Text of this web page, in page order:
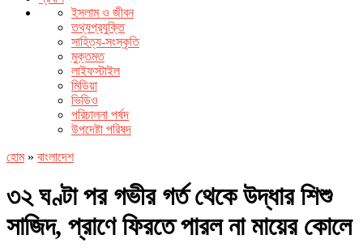
ইসলাম ও জীবন
তথ্যপ্রযুক্তি
সাহিত্য-সংস্কৃতি
মুক্তমত
লাইফস্টাইল
মিডিয়া
ভিডিও
পরিচালনা পর্ষদ
উপদেষ্টা পরিষদ
হোম» বাংলাদেশ
৩২ ঘণ্টা পর গভীর গর্ত থেকে উদ্ধার শিশু
সাজিদ, প্রাণে ফিরতে পারল না মায়ের কোলে